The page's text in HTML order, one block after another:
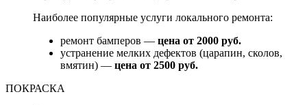
Наиболее популярные услуги локального ремонта:
ремонт бамперов — цена от 2000 руб.
устранение мелких дефектов (царапин, сколов,
вмятин) — цена от 2500 руб.
ПОКРАСКА